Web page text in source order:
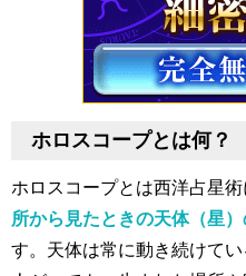
ホロスコープとは何？
ホロスコープとは西洋占星術
所から見たときの天体（星
す。天体は常に動き続けて